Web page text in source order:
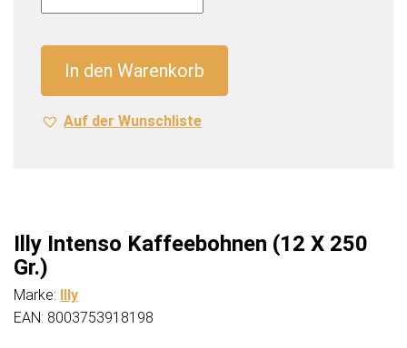
Kaffeebohnen
Gr.)
Menge
In den Warenkorb
Auf der Wunschliste
Illy Intenso Kaffeebohnen (12 X 250
Gr.)
Marke: Illy
EAN: 8003753918198